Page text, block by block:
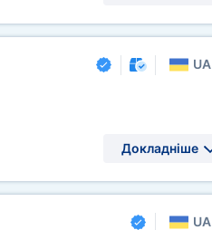
UA
Докладніше
UA